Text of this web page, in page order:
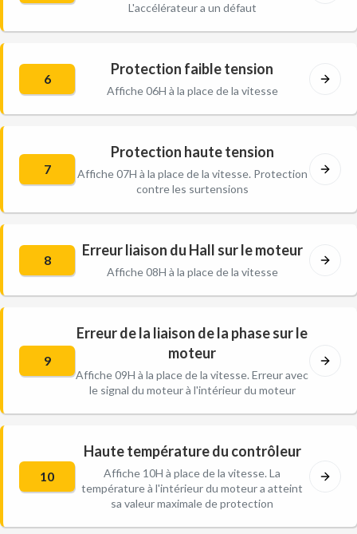
L'accélérateur a un défaut
6
Protection faible tension
Affiche 06H à la place de la vitesse
7
Protection haute tension
Affiche 07H à la place de la vitesse. Protection
contre les surtensions
8
Erreur liaison du Hall sur le moteur
Affiche 08H à la place de la vitesse
9
Erreur de la liaison de la phase sur le
moteur
Affiche 09H à la place de la vitesse. Erreur avec
le signal du moteur à l'intérieur du moteur
10
Haute température du contrôleur
Affiche 10H à place de la vitesse. La
température à l'intérieur du moteur a atteint
sa valeur maximale de protection